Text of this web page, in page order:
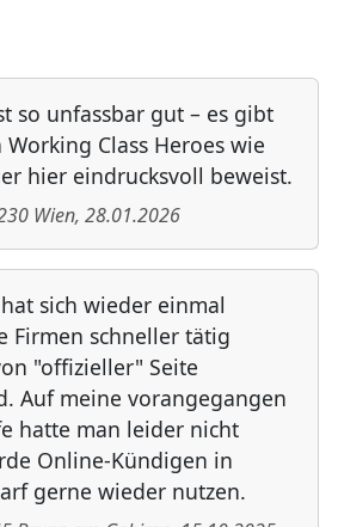
so unfassbar gut – es gibt
Class Heroes wie
hier eindrucksvoll beweist.
Wien, 28.01.2026
sich wieder einmal
Firmen schneller tätig
"offizieller" Seite
Auf meine vorangegangen
hatte man leider nicht
Online-Kündigen in
gerne wieder nutzen.